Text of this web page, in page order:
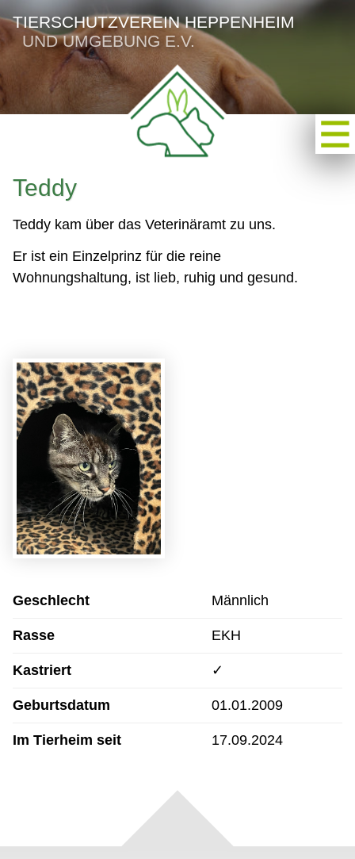
TIERSCHUTZVEREIN HEPPENHEIM
UND UMGEBUNG E.V.
Teddy
Teddy kam über das Veterinäramt zu uns.
Er ist ein Einzelprinz für die reine
Wohnungshaltung, ist lieb, ruhig und gesund.
Geschlecht Männlich
Rasse EKH
Kastriert ✓
Geburtsdatum 01.01.2009
Im Tierheim seit 17.09.2024